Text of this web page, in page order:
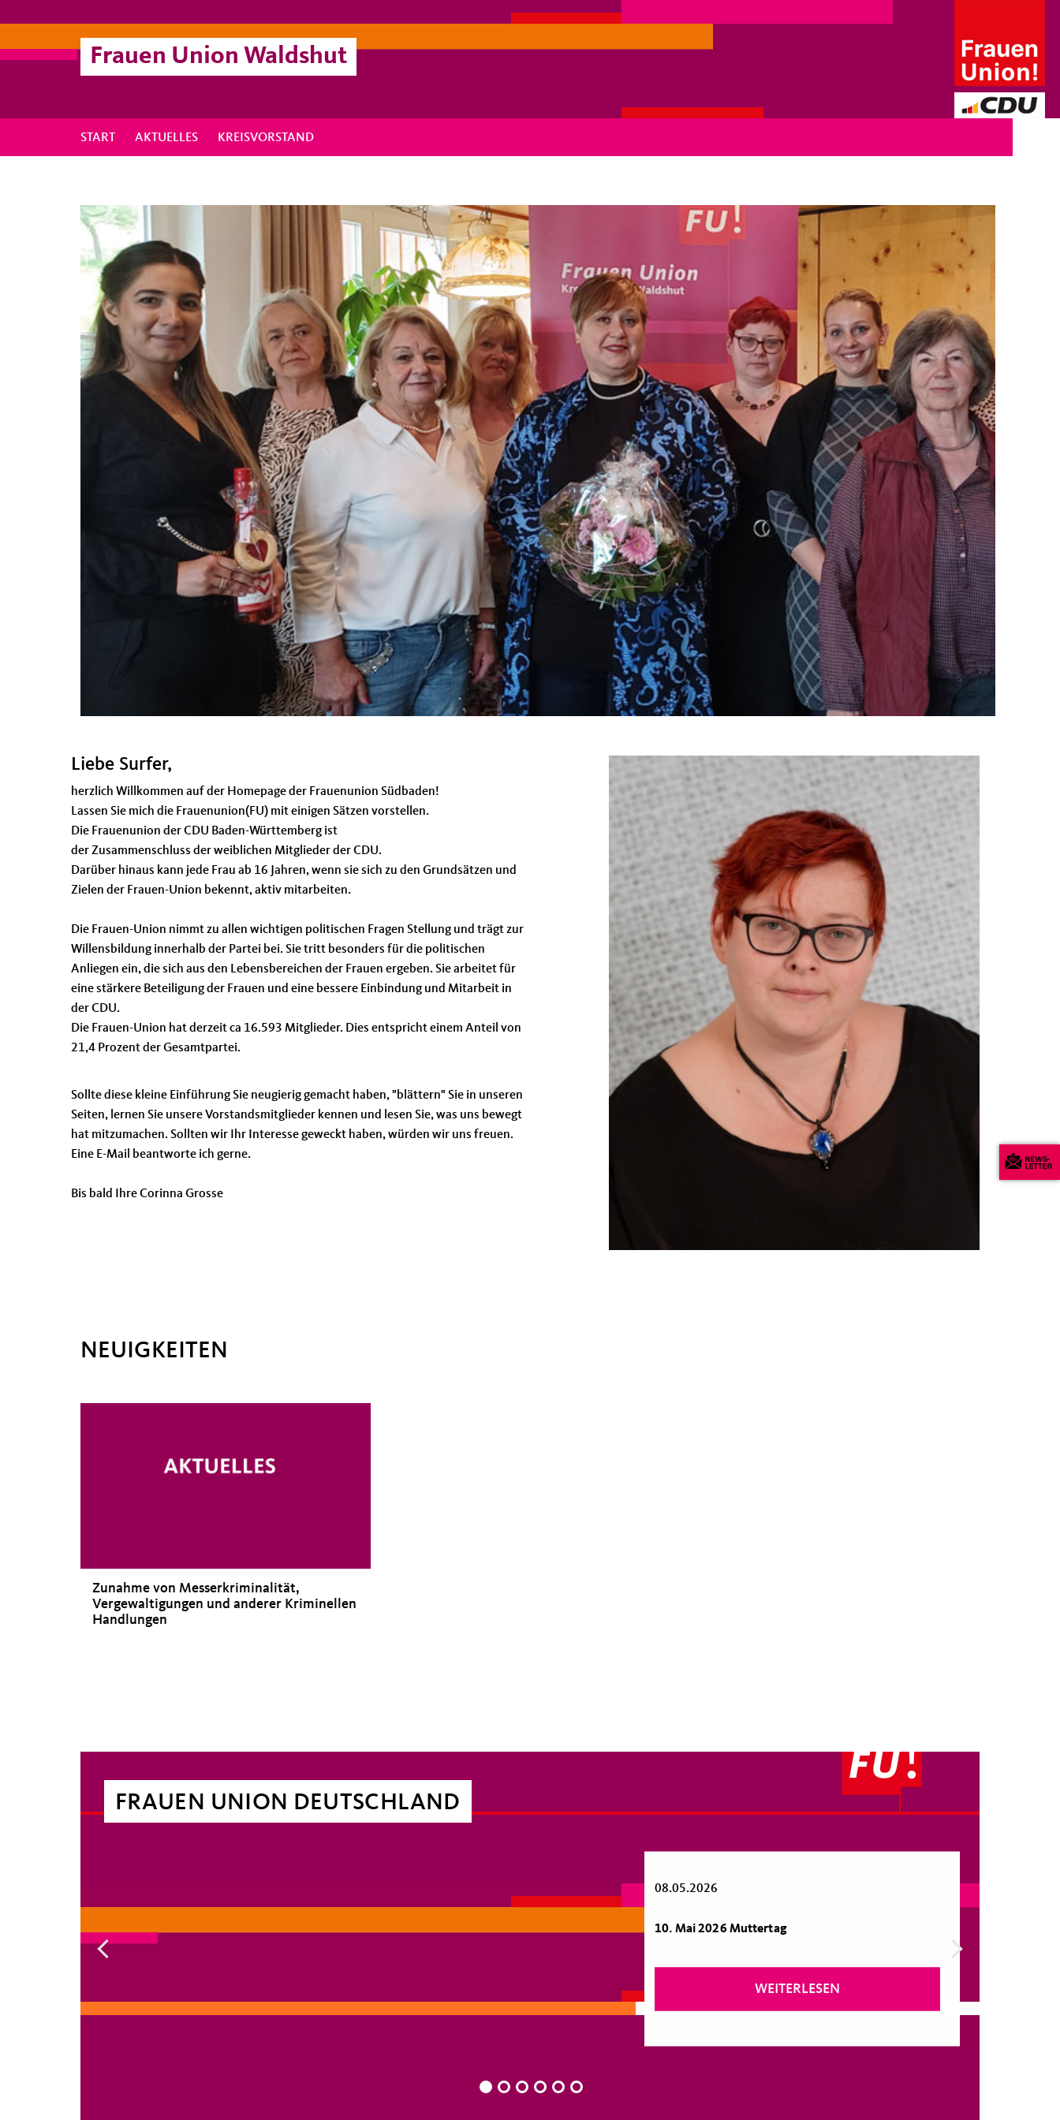
Frauen Union Waldshut
START AKTUELLES KREISVORSTAND
Liebe Surfer,
herzlich Willkommen auf der Homepage der Frauenunion Südbaden!
Lassen Sie mich die Frauenunion(FU) mit einigen Sätzen vorstellen.
Die Frauenunion der CDU Baden-Württemberg ist
der Zusammenschluss der weiblichen Mitglieder der CDU.
Darüber hinaus kann jede Frau ab 16 Jahren, wenn sie sich zu den Grundsätzen und
Zielen der Frauen-Union bekennt, aktiv mitarbeiten.
Die Frauen-Union nimmt zu allen wichtigen politischen Fragen Stellung und trägt zur
Willensbildung innerhalb der Partei bei. Sie tritt besonders für die politischen
Anliegen ein, die sich aus den Lebensbereichen der Frauen ergeben. Sie arbeitet für
eine stärkere Beteiligung der Frauen und eine bessere Einbindung und Mitarbeit in
der CDU.
Die Frauen-Union hat derzeit ca 16.593 Mitglieder. Dies entspricht einem Anteil von
21,4 Prozent der Gesamtpartei.
Sollte diese kleine Einführung Sie neugierig gemacht haben, "blättern" Sie in unseren
Seiten, lernen Sie unsere Vorstandsmitglieder kennen und lesen Sie, was uns bewegt
hat mitzumachen. Sollten wir Ihr Interesse geweckt haben, würden wir uns freuen.
Eine E-Mail beantworte ich gerne.
Bis bald Ihre Corinna Grosse
NEUIGKEITEN
Zunahme von Messerkriminalität,
Vergewaltigungen und anderer Kriminellen
Handlungen
FRAUEN UNION DEUTSCHLAND
08.05.2026
10. Mai 2026 Muttertag
WEITERLESEN